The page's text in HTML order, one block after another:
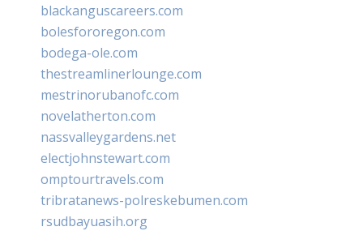
blackanguscareers.com
bolesfororegon.com
bodega-ole.com
thestreamlinerlounge.com
mestrinorubanofc.com
novelatherton.com
nassvalleygardens.net
electjohnstewart.com
omptourtravels.com
tribratanews-polreskebumen.com
rsudbayuasih.org